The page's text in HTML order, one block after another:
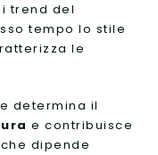
trend del
tempo lo stile
le
determina il
e contribuisce
dipende